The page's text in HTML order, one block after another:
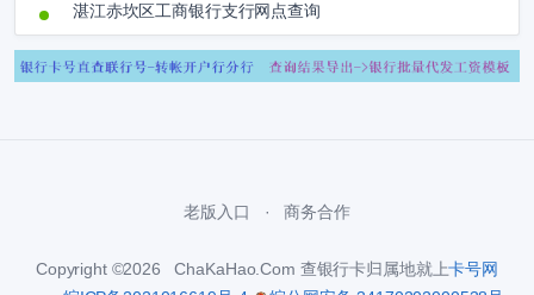
湛江赤坎区工商银行支行网点查询
老版入口 商务合作
Copyright ©2026 ChaKaHao.Com 查银行卡归属地就上卡号网